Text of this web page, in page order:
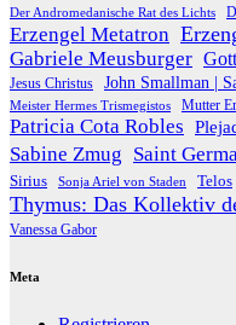
Der Andromedanische Rat des Lichts
Erzengel Metatron
Gabriele Meusburger Gott
Jesus Christus John Smallman |
Meister Hermes Trismegistos Mutter
Patricia Cota Robles
Sabine Zmug Saint
Sirius Sonja Ariel von Staden Telos
Thymus: Das Kollektiv
Vanessa Gabor
Meta